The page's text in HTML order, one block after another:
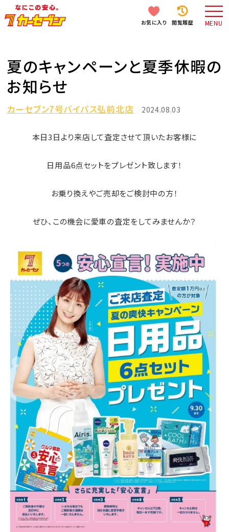
お気に入り 閲覧履歴 MENU
夏のキャンペーンと夏季休暇の
お知らせ
カーセブン7号バイパス弘前北店 2024.08.03
本日3日より来店して査定させて頂いたお客様に
日用品6点セットをプレゼント致します！
お乗り換えやご売却をご検討中の方！
ぜひ、この機会に愛車の査定をしてみませんか？